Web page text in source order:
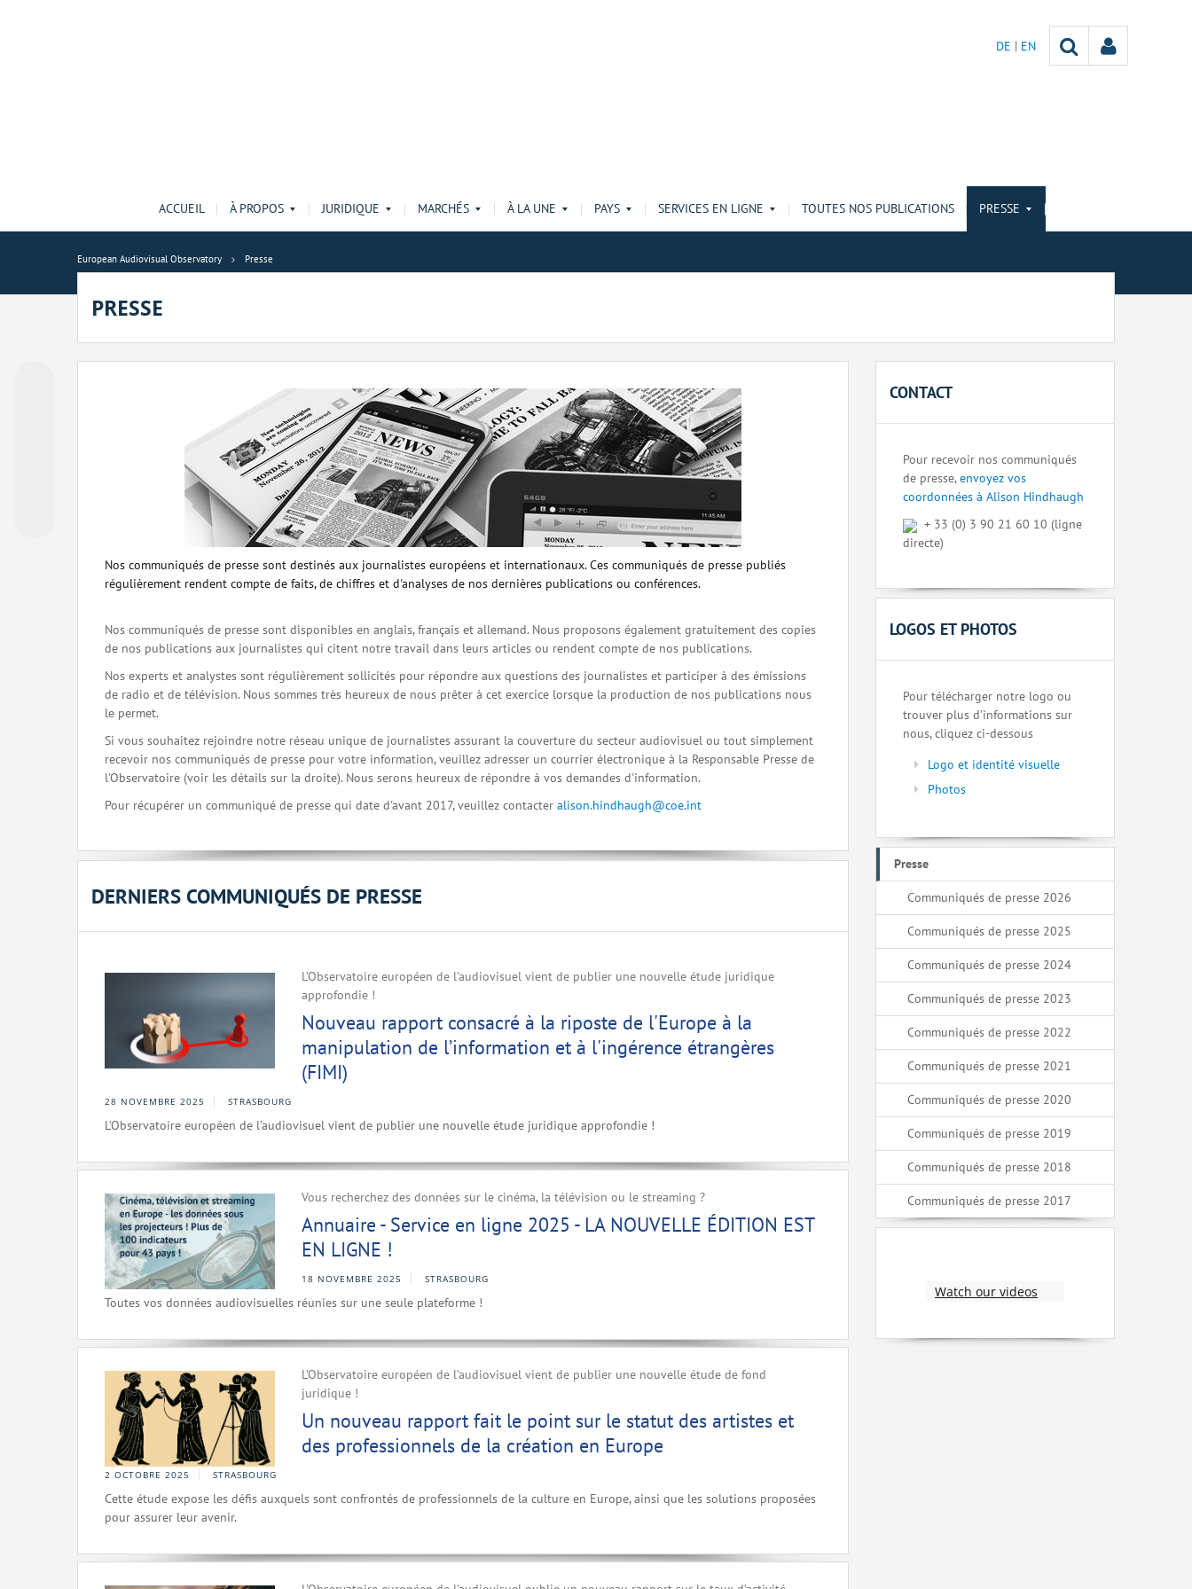
DE EN
ACCUEIL À PROPOS JURIDIQUE MARCHÉS À LA UNE PAYS SERVICES EN LIGNE TOUTES NOS PUBLICATIONS PRESSE
European Audiovisual Observatory Presse
PRESSE
Nos communiqués de presse sont destinés aux journalistes européens et internationaux. Ces communiqués de presse publiés
régulièrement rendent compte de faits, de chiffres et d'analyses de nos dernières publications ou conférences.
Nos communiqués de presse sont disponibles en anglais, français et allemand. Nous proposons également gratuitement des copies
de nos publications aux journalistes qui citent notre travail dans leurs articles ou rendent compte de nos publications.
Nos experts et analystes sont régulièrement sollicités pour répondre aux questions des journalistes et participer à des émissions
de radio et de télévision. Nous sommes très heureux de nous prêter à cet exercice lorsque la production de nos publications nous
le permet.
Si vous souhaitez rejoindre notre réseau unique de journalistes assurant la couverture du secteur audiovisuel ou tout simplement
recevoir nos communiqués de presse pour votre information, veuillez adresser un courrier électronique à la Responsable Presse de
l'Observatoire (voir les détails sur la droite). Nous serons heureux de répondre à vos demandes d'information.
Pour récupérer un communiqué de presse qui date d'avant 2017, veuillez contacter alison.hindhaugh@coe.int
DERNIERS COMMUNIQUÉS DE PRESSE
L’Observatoire européen de l’audiovisuel vient de publier une nouvelle étude juridique
approfondie !
Nouveau rapport consacré à la riposte de l'Europe à la
manipulation de l’information et à l'ingérence étrangères
(FIMI)
28 NOVEMBRE 2025 STRASBOURG
L’Observatoire européen de l’audiovisuel vient de publier une nouvelle étude juridique approfondie !
Vous recherchez des données sur le cinéma, la télévision ou le streaming ?
Annuaire - Service en ligne 2025 - LA NOUVELLE ÉDITION EST
EN LIGNE !
18 NOVEMBRE 2025 STRASBOURG
Toutes vos données audiovisuelles réunies sur une seule plateforme !
L’Observatoire européen de l’audiovisuel vient de publier une nouvelle étude de fond
juridique !
Un nouveau rapport fait le point sur le statut des artistes et
des professionnels de la création en Europe
2 OCTOBRE 2025 STRASBOURG
Cette étude expose les défis auxquels sont confrontés de professionnels de la culture en Europe, ainsi que les solutions proposées
pour assurer leur avenir.
CONTACT
Pour recevoir nos communiqués
de presse,envoyez vos
coordonnées à Alison Hindhaugh
+ 33 (0) 3 90 21 60 10 (ligne
directe)
LOGOS ET PHOTOS
Pour télécharger notre logo ou
trouver plus d’informations sur
nous, cliquez ci-dessous
Logo et identité visuelle
Photos
Presse
Communiqués de presse 2026
Communiqués de presse 2025
Communiqués de presse 2024
Communiqués de presse 2023
Communiqués de presse 2022
Communiqués de presse 2021
Communiqués de presse 2020
Communiqués de presse 2019
Communiqués de presse 2018
Communiqués de presse 2017
Watch our videos